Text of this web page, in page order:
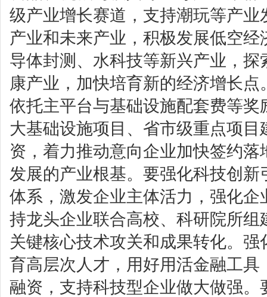
级产业增长赛道，支持潮玩等产业
产业和未来产业，积极发展低空
导体封测、水科技等新兴产业，
康产业，加快培育新的经济增长
依托主平台与基础设施配套费等奖
大基础设施项目、省市级重点项目
资，着力推动意向企业加快签约
发展的产业根基。要强化科技创
体系，激发企业主体活力，强化企
持龙头企业联合高校、科研院所组
关键核心技术攻关和成果转化。
育高层次人才，用好用活金融工具
融资，支持科技型企业做大做强。